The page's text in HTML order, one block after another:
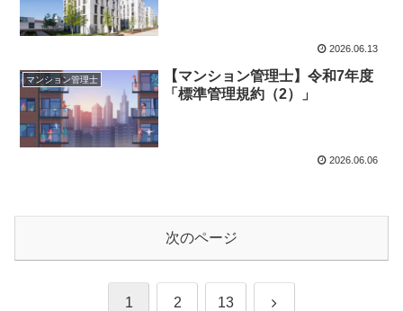
2026.06.13
マンション管理士
【マンション管理士】令和7年度
「標準管理規約（2）」
2026.06.06
次のページ
1 2 13 次